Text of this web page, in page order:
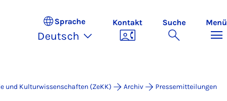
Sprache
Deutsch
Kontakt Suche Menü
und Kulturwissenschaften (ZeKK) Archiv Pressemitteilungen